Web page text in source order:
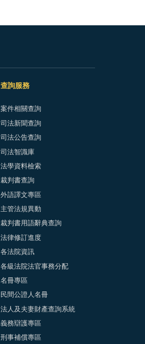
查詢服務
案件相關查詢
司法新聞查詢
司法公告查詢
司法智識庫
法學資料檢索
裁判書查詢
外語譯文專區
主管法規異動
裁判書用語辭典查詢
法律修訂進度
各法院資訊
各級法院法官事務分配
名冊專區
民間公證人名冊
法人及夫妻財產查詢系統
義務辯護專區
刑事補償專區